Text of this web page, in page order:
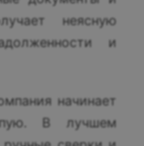
неясную
и
начинает
В лучшем